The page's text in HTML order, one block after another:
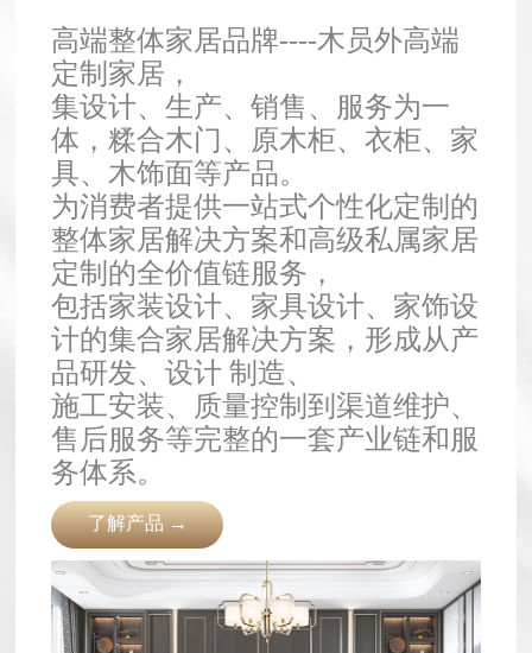
高端整体家居品牌----木员外高端
定制家居，
集设计、生产、销售、服务为一
体，糅合木门、原木柜、衣柜、家
具、木饰面等产品。
为消费者提供一站式个性化定制的
整体家居解决方案和高级私属家居
定制的全价值链服务，
包括家装设计、家具设计、家饰设
计的集合家居解决方案，形成从产
品研发、设计 制造、
施工安装、质量控制到渠道维护、
售后服务等完整的一套产业链和服
务体系。
了解产品 →